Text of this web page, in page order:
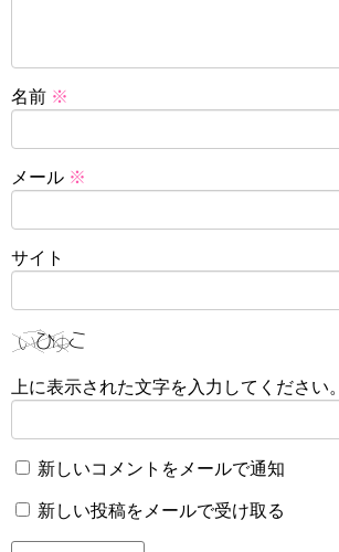
名前 ※
メール ※
サイト
上に表示された文字を入力してください。
新しいコメントをメールで通知
新しい投稿をメールで受け取る